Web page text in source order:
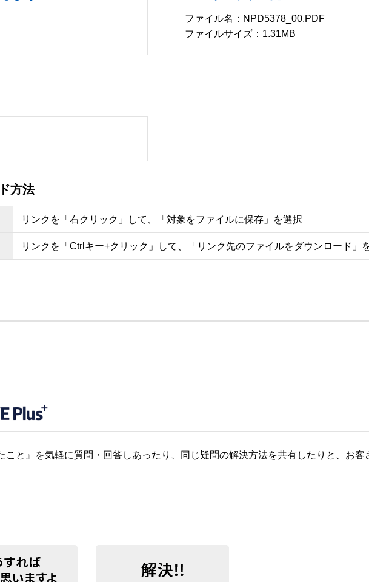
ファイル名：NPD5378_00.PDF
ファイルサイズ：1.31MB
方法
リンクを「右クリック」して、「対象をファイルに保存」を選択
リンクを「Ctrlキー+クリック」して、「リンク先のファイルをダウンロード」
と』を気軽に質問・回答しあったり、同じ疑問の解決方法を共有したりと、お客